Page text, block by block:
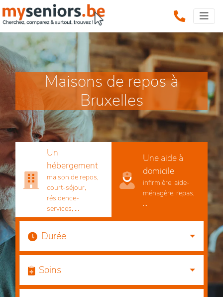
Maisons de repos à
Bruxelles
Un
hébergement
maison de repos,
court-séjour,
résidence-
services, ...
Une aide à
domicile
infirmière, aide-
ménagère, repas,
...
Durée
Soins